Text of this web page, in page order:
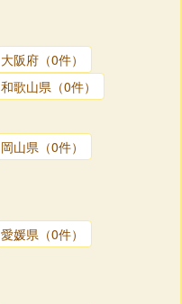
大阪府（0件）
和歌山県（0件）
岡山県（0件）
愛媛県（0件）